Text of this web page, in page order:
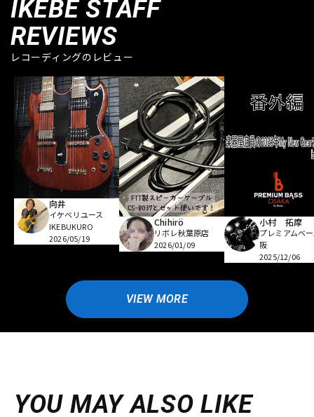
IKEBE STAFF
REVIEWS
レコーディングのレビュー
向井
イケベリユース
IKEBUKURO
2026/05/19
Chihirö
リボレ秋葉原店
2026/01/09
小村 拓摩
プレミアムベ
阪
2025/12/06
VIEW MORE
YOU MAY ALSO LIKE